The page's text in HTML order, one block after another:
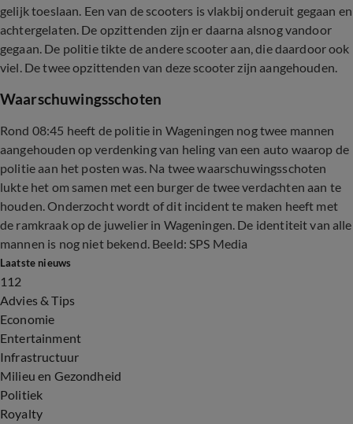
gelijk toeslaan. Een van de scooters is vlakbij onderuit gegaan en
achtergelaten. De opzittenden zijn er daarna alsnog vandoor
gegaan. De politie tikte de andere scooter aan, die daardoor ook
viel. De twee opzittenden van deze scooter zijn aangehouden.
Waarschuwingsschoten
Rond 08:45 heeft de politie in Wageningen nog twee mannen
aangehouden op verdenking van heling van een auto waarop de
politie aan het posten was. Na twee waarschuwingsschoten
lukte het om samen met een burger de twee verdachten aan te
houden. Onderzocht wordt of dit incident te maken heeft met
de ramkraak op de juwelier in Wageningen. De identiteit van alle
mannen is nog niet bekend. Beeld: SPS Media
Laatste nieuws
112
Advies & Tips
Economie
Entertainment
Infrastructuur
Milieu en Gezondheid
Politiek
Royalty